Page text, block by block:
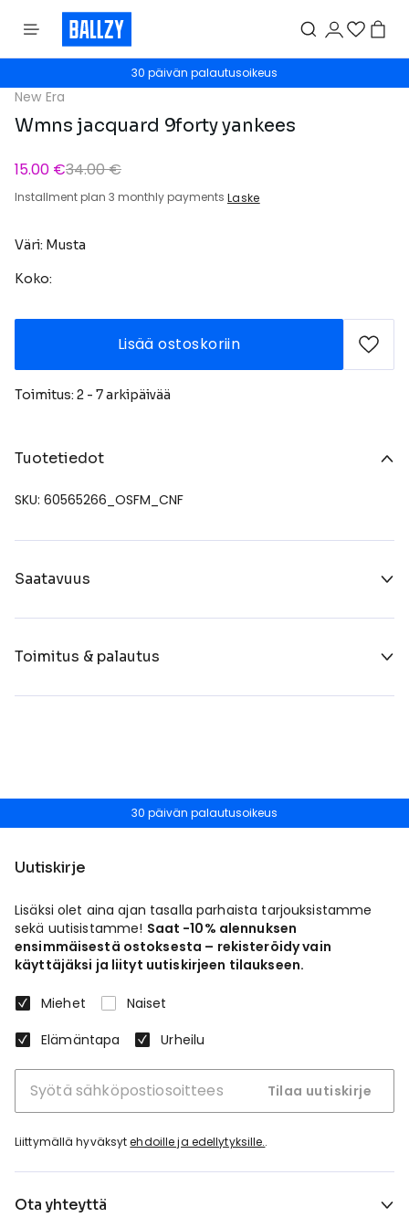
30 päivän palautusoikeus
New Era
Wmns jacquard 9forty yankees
15.00 €34.00 €
Installment plan 3 monthly payments Laske
Väri: Musta
Koko:
Lisää ostoskoriin
Toimitus: 2 - 7 arkipäivää
Tuotetiedot
SKU: 60565266_OSFM_CNF
Saatavuus
Toimitus & palautus
30 päivän palautusoikeus
Uutiskirje
Lisäksi olet aina ajan tasalla parhaista tarjouksistamme
sekä uutisistamme! Saat -10% alennuksen
ensimmäisestä ostoksesta – rekisteröidy vain
käyttäjäksi ja liityt uutiskirjeen tilaukseen.
Miehet
Naiset
Elämäntapa
Urheilu
Tilaa uutiskirje
Liittymällä hyväksytehdoille ja edellytyksille..
Ota yhteyttä